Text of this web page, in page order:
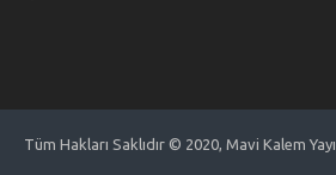
Tüm Hakları Saklıdır © 2020, Mavi Kalem